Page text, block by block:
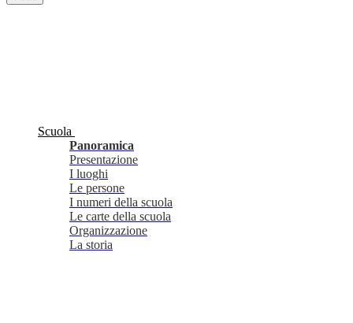
Scuola
Panoramica
Presentazione
I luoghi
Le persone
I numeri della scuola
Le carte della scuola
Organizzazione
La storia